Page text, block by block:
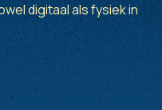
digitaal als fysiek in